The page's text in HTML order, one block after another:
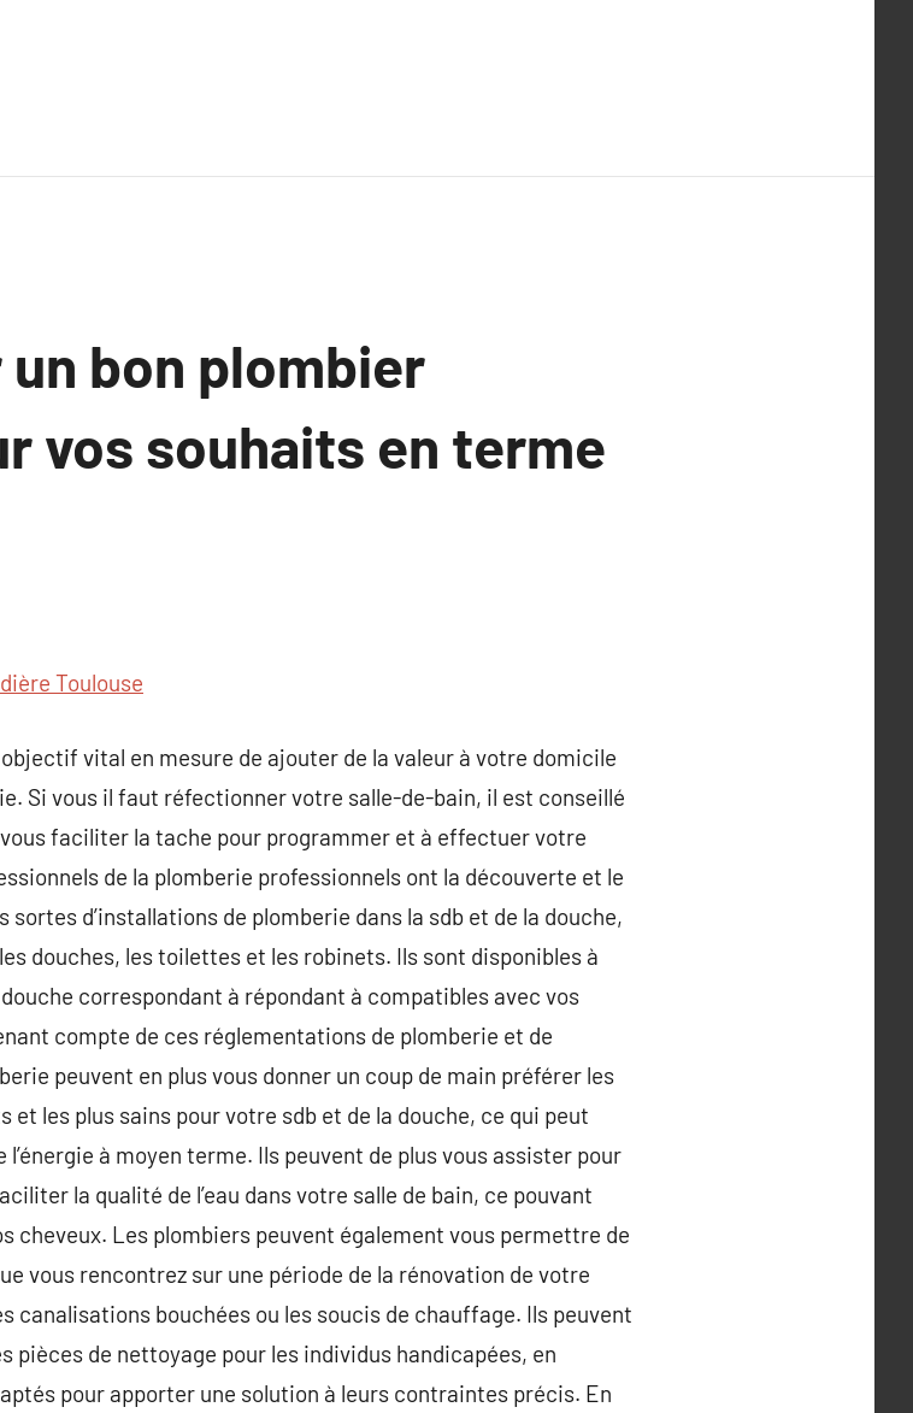
bon plombier
vos souhaits en terme
Toulouse
vital en mesure de ajouter de la valeur à votre domicile
Si vous il faut réfectionner votre salle-de-bain, il est conseillé
faciliter la tache pour programmer et à effectuer votre
de la plomberie professionnels ont la découverte et le
d’installations de plomberie dans la sdb et de la douche,
douches, les toilettes et les robinets. Ils sont disponibles à
correspondant à répondant à compatibles avec vos
compte de ces réglementations de plomberie et de
peuvent en plus vous donner un coup de main préférer les
les plus sains pour votre sdb et de la douche, ce qui peut
à moyen terme. Ils peuvent de plus vous assister pour
la qualité de l’eau dans votre salle de bain, ce pouvant
cheveux. Les plombiers peuvent également vous permettre de
vous rencontrez sur une période de la rénovation de votre
canalisations bouchées ou les soucis de chauffage. Ils peuvent
pièces de nettoyage pour les individus handicapées, en
pour apporter une solution à leurs contraintes précis. En